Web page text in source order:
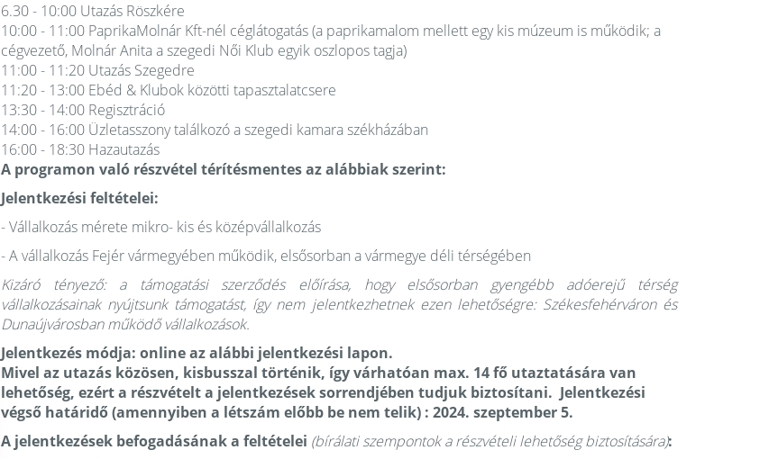
6.30 - 10:00 Utazás Röszkére
10:00 - 11:00 PaprikaMolnár Kft-nél céglátogatás (a paprikamalom mellett egy kis múzeum is működik; a
cégvezető, Molnár Anita a szegedi Női Klub egyik oszlopos tagja)
11:00 - 11:20 Utazás Szegedre
11:20 - 13:00 Ebéd & Klubok közötti tapasztalatcsere
13:30 - 14:00 Regisztráció
14:00 - 16:00 Üzletasszony találkozó a szegedi kamara székházában
16:00 - 18:30 Hazautazás
A programon való részvétel térítésmentes az alábbiak szerint:
Jelentkezési feltételei:
- Vállalkozás mérete mikro- kis és középvállalkozás
- A vállalkozás Fejér vármegyében működik, elsősorban a vármegye déli térségében
Kizáró tényező:
a támogatási szerződés előírása, hogy elsősorban gyengébb adóerejű térség
vállalkozásainak nyújtsunk támogatást, így nem jelentkezhetnek ezen lehetőségre: Székesfehérváron és
Dunaújvárosban működő vállalkozások.
Jelentkezés módja: online az alábbi jelentkezési lapon.
Mivel az utazás közösen, kisbusszal történik, így várhatóan max. 14 fő utaztatására van
lehetőség, ezért a részvételt a jelentkezések sorrendjében tudjuk biztosítani. Jelentkezési
végső határidő (amennyiben a létszám előbb be nem telik) : 2024. szeptember 5.
A jelentkezések befogadásának a feltételei (bírálati szempontok a részvételi lehetőség biztosítására):